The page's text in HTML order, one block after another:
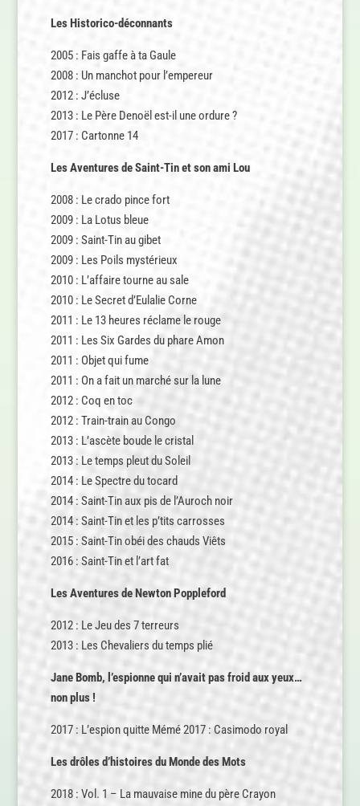
Les Historico-déconnants
2005 : Fais gaffe à ta Gaule
2008 : Un manchot pour l’empereur
2012 : J’écluse
2013 : Le Père Denoël est-il une ordure ?
2017 : Cartonne 14
Les Aventures de Saint-Tin et son ami Lou
2008 : Le crado pince fort
2009 : La Lotus bleue
2009 : Saint-Tin au gibet
2009 : Les Poils mystérieux
2010 : L’affaire tourne au sale
2010 : Le Secret d’Eulalie Corne
2011 : Le 13 heures réclame le rouge
2011 : Les Six Gardes du phare Amon
2011 : Objet qui fume
2011 : On a fait un marché sur la lune
2012 : Coq en toc
2012 : Train-train au Congo
2013 : L’ascète boude le cristal
2013 : Le temps pleut du Soleil
2014 : Le Spectre du tocard
2014 : Saint-Tin aux pis de l’Auroch noir
2014 : Saint-Tin et les p’tits carrosses
2015 : Saint-Tin obéi des chauds Viêts
2016 : Saint-Tin et l’art fat
Les Aventures de Newton Poppleford
2012 : Le Jeu des 7 terreurs
2013 : Les Chevaliers du temps plié
Jane Bomb, l’espionne qui n’avait pas froid aux yeux…
non plus !
2017 : L’espion quitte Mémé 2017 : Casimodo royal
Les drôles d’histoires du Monde des Mots
2018 : Vol. 1 – La mauvaise mine du père Crayon